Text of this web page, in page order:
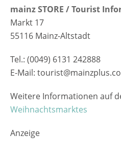
mainz STORE / Tourist
Markt 17
55116 Mainz-Altstadt
Tel.: (0049) 6131 242888
E-Mail:
Weitere Informationen auf
Weihnachtsmarktes
Anzeige